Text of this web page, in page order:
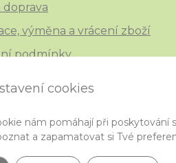
cookies
nám pomáhají při poskytování
a zapamatovat si Tvé
doprava
výměna a vrácení zboží
podmínky
osobních údajů
polodrahokamy široko daleko • NextShop